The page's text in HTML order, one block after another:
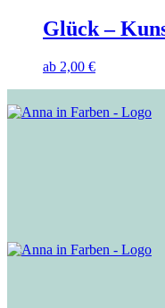
Glück –
ab 2,00 €